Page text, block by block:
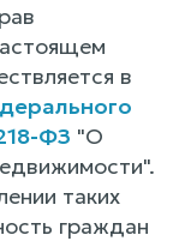
в
ФЗ "О
таких
граждан